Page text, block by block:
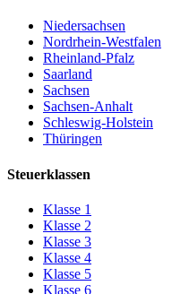
Niedersachsen
Nordrhein-Westfalen
Rheinland-Pfalz
Saarland
Sachsen
Sachsen-Anhalt
Schleswig-Holstein
Thüringen
Steuerklassen
Klasse 1
Klasse 2
Klasse 3
Klasse 4
Klasse 5
Klasse 6